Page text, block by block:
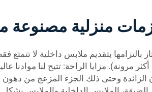
منزلية مصنوعة
أكثر مرونة). مزايا الراحة: تتيح لنا
وحتى ذلك الجزء المزعج من دهون